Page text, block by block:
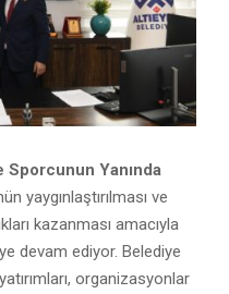
Yanında
yaygınlaştırılması ve
kazanması amacıyla
devam ediyor. Belediye
organizasyonlar